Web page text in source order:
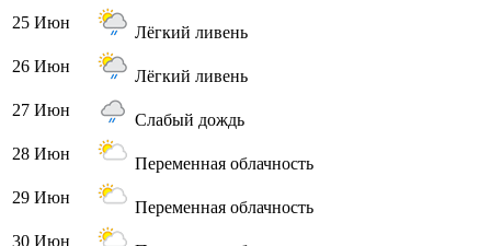
25 Июн
Лёгкий ливень
26 Июн
Лёгкий ливень
27 Июн
Слабый дождь
28 Июн
Переменная облачность
29 Июн
Переменная облачность
30 Июн